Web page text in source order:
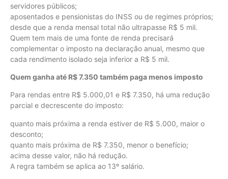
servidores públicos;
aposentados e pensionistas do INSS ou de regimes próprios;
desde que a renda mensal total não ultrapasse R$ 5 mil.
Quem tem mais de uma fonte de renda precisará
complementar o imposto na declaração anual, mesmo que
cada rendimento isolado seja inferior a R$ 5 mil.
Quem ganha até R$ 7.350 também paga menos imposto
Para rendas entre R$ 5.000,01 e R$ 7.350, há uma redução
parcial e decrescente do imposto:
quanto mais próxima a renda estiver de R$ 5.000, maior o
desconto;
quanto mais próxima de R$ 7.350, menor o benefício;
acima desse valor, não há redução.
A regra também se aplica ao 13º salário.